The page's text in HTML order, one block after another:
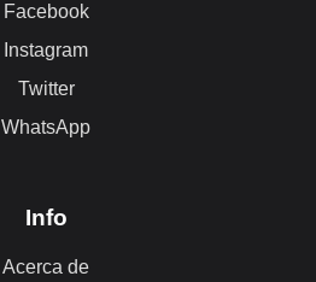
Facebook
Instagram
Twitter
WhatsApp
Info
Acerca de